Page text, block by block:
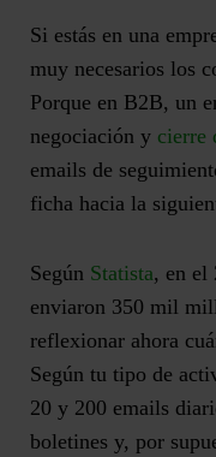
Si estás en una
muy necesarios los
Porque en B2B, un
negociación y cierre
emails de
ficha hacia la
Según Statista, en el
enviaron 350 mil
reflexionar ahora
Según tu tipo de
20 y 200 emails
boletines y, por